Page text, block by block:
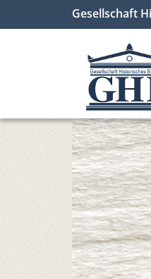
Gesellschaft